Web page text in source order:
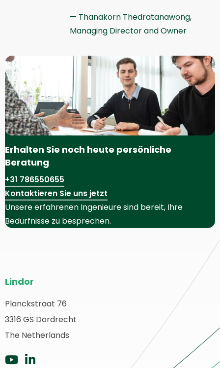
Thanakorn Thedratanawong,
Managing Director and Owner
Erhalten Sie noch heute persönliche
Beratung
+31 786550655
Kontaktieren Sie uns jetzt
Unsere erfahrenen Ingenieure sind bereit, Ihre
Bedürfnisse zu besprechen.
Fußzeile
Lindor
Planckstraat 76
3316 GS Dordrecht
The Netherlands
ZuZu